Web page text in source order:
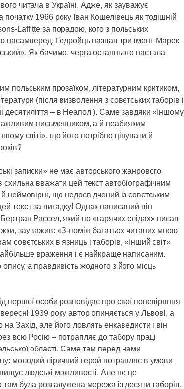
читача в Україні. Адже, як зауважує
1966 року Іван Кошелівець як тодішній
Laffitte за порадою, кого з польських
насамперед. Ґедройць назвав три імені: Марек
Як бачимо, черга останнього настала
польським прозаїком, літературним критиком,
(після визволення з совєтських таборів і
– в Неаполі). Саме завдяки «Іншому
важливим письменником, а й неабияким
світі», що його потрібно цінувати й
записки» не має авторського жанрового
схильна вважати цей текст автобіографічним
неймовірні, що недосвідчений із совєтським
текст за вигадку! Однак написаний він
Рассел, який по «гарячих слідах» писав
зауважив: «З-поміж багатьох читаних мною
в’язниць і таборів, «Інший світ»
враження і є найкраще написаним.
а правдивість жодного з його місць
першої особи розповідає про свої поневіряння
1939 року автор опиняється у Львові, а
Захід, але його ловлять енкаведисти і він
всю Росію – потрапляє до табору праці
області. Саме там перед нами
молодий ліричний герой потрапляє в умови
людські можливості. Але не це
була розгалужена мережа із десяти таборів,